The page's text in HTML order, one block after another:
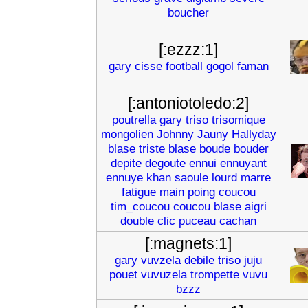
boucher
[:ezzz:1]
gary cisse football gogol faman
[:antoniotoledo:2]
poutrella gary triso trisomique
mongolien Johnny Jauny Hallyday
blase triste blase boude bouder
depite degoute ennui ennuyant
ennuye khan saoule lourd marre
fatigue main poing coucou
tim_coucou coucou blase aigri
double clic puceau cachan
[:magnets:1]
gary vuvzela debile triso juju
pouet vuvuzela trompette vuvu
bzzz